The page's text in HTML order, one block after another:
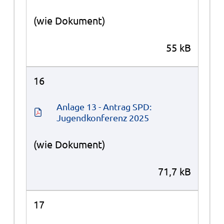
(wie Dokument)
55 kB
16
Anlage 13 - Antrag SPD:
Jugendkonferenz 2025
(wie Dokument)
71,7 kB
17